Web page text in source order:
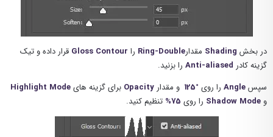
در بخش Shading مقدارRing-Double را Gloss Contour قرار داده و تیک
گزینه کادر Anti-aliasedرا بزنید.
سپسAngleرا روی 1250 و مقدار Opacity برای گزینه هایHighlight Mode
و Shadow Mode را روی 75% تنظیم کنید.